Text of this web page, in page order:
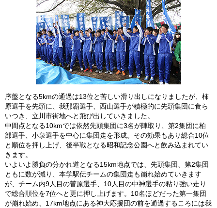
序盤となる5kmの通過は13位と苦しい滑り出しになりましたが、柿
原選手を先頭に、我那覇選手、西山選手が積極的に先頭集団に食ら
いつき、立川市街地へと飛び出していきました。
中間点となる10kmでは依然先頭集団に3名が陣取り、第2集団に柏
部選手、小泉選手を中心に集団走を形成。その効果もあり総合10位
と順位を押し上げ、後半戦となる昭和記念公園へと飲み込まれてい
きます。
いよいよ勝負の分かれ道となる15km地点では、先頭集団、第2集団
ともに数が減り、本学駅伝チームの集団走も崩れ始めていきます
が、チーム内9人目の菅原選手、10人目の中神選手の粘り強い走り
で総合順位を7位へと更に押し上げます。10名ほどだった第一集団
が崩れ始め、17km地点にある神大応援団の前を通過するころには我